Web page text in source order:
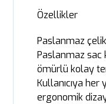
Özellikler
Paslanmaz
Paslanmaz sac
ömürlü kolay
Kullanıcıya
ergonomik